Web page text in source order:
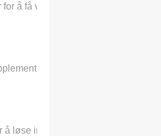
å få vekt?
For Human Body
å løse infertilitet?